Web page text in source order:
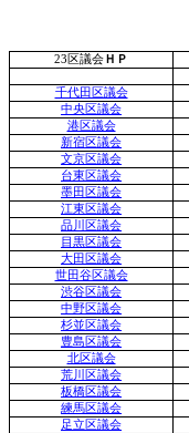
23 区議会 ＨＰ
千代田区議会
中央区議会
港区議会
新宿区議会
文京区議会
台東区議会
墨田区議会
江東区議会
品川区議会
目黒区議会
大田区議会
世田谷区議会
渋谷区議会
中野区議会
杉並区議会
豊島区議会
北区議会
荒川区議会
板橋区議会
練馬区議会
足立区議会